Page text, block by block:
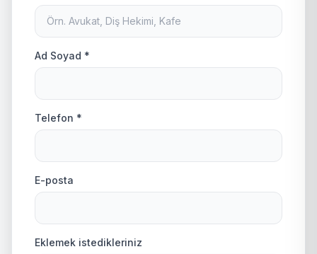
Ad Soyad *
Telefon *
E-posta
Eklemek istedikleriniz